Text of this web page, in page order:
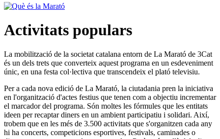
Activitats populars
La mobilització de la societat catalana entorn de La Marató de 3Cat
és un dels trets que converteix aquest programa en un esdeveniment
únic, en una festa col·lectiva que transcendeix el plató televisiu.
Per a cada nova edició de La Marató, la ciutadania pren la iniciativa
en l'organització d'actes festius que tenen com a objectiu incrementar
el marcador del programa. Són moltes les fórmules que les entitats
ideen per recaptar diners en un ambient participatiu i solidari. Així,
trobem que en les més de 3.500 activitats que s'organitzen cada any
hi ha concerts, competicions esportives, festivals, caminades o